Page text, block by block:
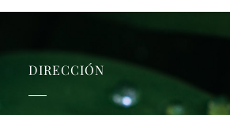
DIRECCIÓN